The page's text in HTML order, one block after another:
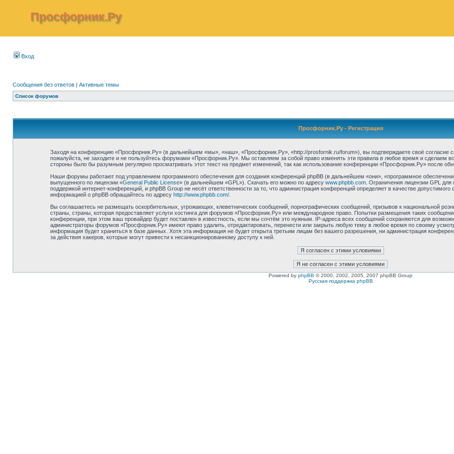
Просфорник.Ру
Вход
Сообщения без ответов | Активные темы
Список форумов
Просфорник.Ру - Регистрация
Заходя на конференцию «Просфорник.Ру» (в дальнейшем «мы», «наш», «Просфорник.Ру», «http://prosfornik.ru/forum»), вы подтверждаете своё согласие
пожалуйста, не заходите и не пользуйтесь форумами «Просфорник.Ру». Мы оставляем за собой право изменять эти правила в любое время и сделаем
стороны было бы разумным регулярно просматривать этот текст на предмет изменений, так как использование конференции «Просфорник.Ру» после
Наши форумы работают под управлением программного обеспечения для создания конференций phpBB (в дальнейшем «они», «программное
выпущенного по лицензии «General Public License» (в дальнейшем «GPL»). Скачать его можно по адресу www.phpbb.com. Ограничения лицензии GPL для
поддержкой интернет-конференций, и phpBB Group не несёт ответственности за то, что администрация конференций определяет в качестве
информацией о phpBB обращайтесь по адресу http://www.phpbb.com/.
Вы соглашаетесь не размещать оскорбительных, угрожающих, клеветнических сообщений, порнографических сообщений, призывов к национальной
страны, страны, которая предоставляет услуги хостинга для форумов «Просфорник.Ру» или международное право. Попытки размещения таких
конференции, при этом ваш провайдер будет поставлен в известность, если мы сочтём это нужным. IP-адреса всех сообщений сохраняются для
администраторы форумов «Просфорник.Ру» имеют право удалить, отредактировать, перенести или закрыть любую тему в любое время по своему
информация будет храниться в базе данных. Хотя эта информация не будет открыта третьим лицам без вашего разрешения, ни администрация
за действия хакеров, которые могут привести к несанкционированному доступу к ней.
Powered by phpBB © 2000, 2002, 2005, 2007 phpBB Group
Русская поддержка phpBB